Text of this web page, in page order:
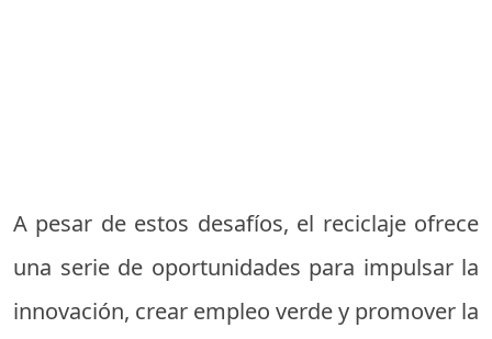
A pesar de estos desafíos, el reciclaje ofrece
una serie de oportunidades para impulsar la
innovación, crear empleo verde y promover la